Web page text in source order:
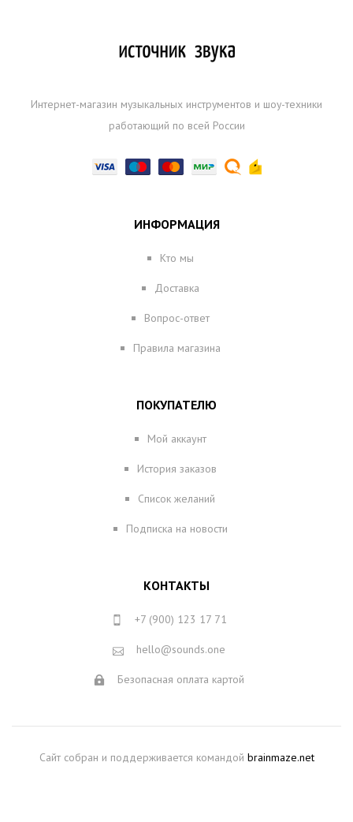
Интернет-магазин музыкальных инструментов и шоу-техники
работающий по всей России
ИНФОРМАЦИЯ
Кто мы
Доставка
Вопрос-ответ
Правила магазина
ПОКУПАТЕЛЮ
Мой аккаунт
История заказов
Список желаний
Подписка на новости
КОНТАКТЫ
+7 (900) 123 17 71
hello@sounds.one
Безопасная оплата картой
Сайт собран и поддерживается командой brainmaze.net